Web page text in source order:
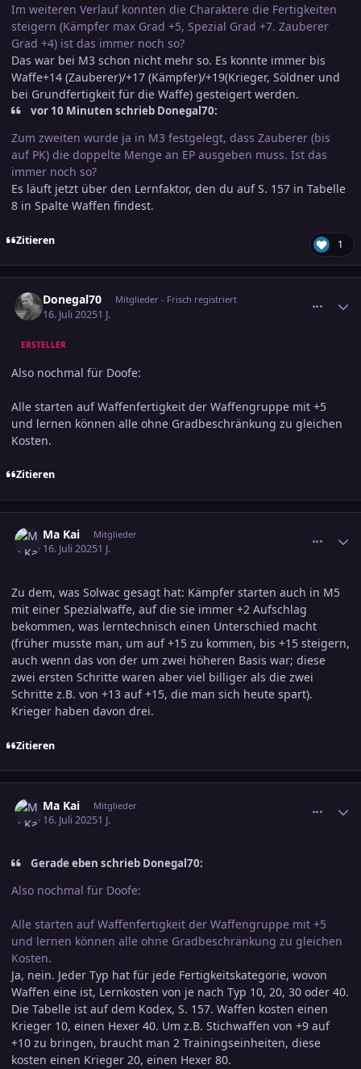
Im weiteren Verlauf konnten die Charaktere die Fertigkeiten
steigern (Kämpfer max Grad +5, Spezial Grad +7. Zauberer
Grad +4) ist das immer noch so?
Das war bei M3 schon nicht mehr so. Es konnte immer bis
Waffe+14 (Zauberer)/+17 (Kämpfer)/+19(Krieger, Söldner und
bei Grundfertigkeit für die Waffe) gesteigert werden.
vor 10 Minuten schrieb Donegal70:
Zum zweiten wurde ja in M3 festgelegt, dass Zauberer (bis
auf PK) die doppelte Menge an EP ausgeben muss. Ist das
immer noch so?
Es läuft jetzt über den Lernfaktor, den du auf S. 157 in Tabelle
8 in Spalte Waffen findest.
Zitieren 1
Donegal70 Mitglieder - Frisch registriert
16. Juli 20251 J.
ERSTELLER
Also nochmal für Doofe:
Alle starten auf Waffenfertigkeit der Waffengruppe mit +5
und lernen können alle ohne Gradbeschränkung zu gleichen
Kosten.
Zitieren
Ma Kai Mitglieder
16. Juli 20251 J.
Zu dem, was Solwac gesagt hat: Kämpfer starten auch in M5
mit einer Spezialwaffe, auf die sie immer +2 Aufschlag
bekommen, was lerntechnisch einen Unterschied macht
(früher musste man, um auf +15 zu kommen, bis +15 steigern,
auch wenn das von der um zwei höheren Basis war; diese
zwei ersten Schritte waren aber viel billiger als die zwei
Schritte z.B. von +13 auf +15, die man sich heute spart).
Krieger haben davon drei.
Zitieren
Ma Kai Mitglieder
16. Juli 20251 J.
Gerade eben schrieb Donegal70:
Also nochmal für Doofe:
Alle starten auf Waffenfertigkeit der Waffengruppe mit +5
und lernen können alle ohne Gradbeschränkung zu gleichen
Kosten.
Ja, nein. Jeder Typ hat für jede Fertigkeitskategorie, wovon
Waffen eine ist, Lernkosten von je nach Typ 10, 20, 30 oder 40.
Die Tabelle ist auf dem Kodex, S. 157. Waffen kosten einen
Krieger 10, einen Hexer 40. Um z.B. Stichwaffen von +9 auf
+10 zu bringen, braucht man 2 Trainingseinheiten, diese
kosten einen Krieger 20, einen Hexer 80.